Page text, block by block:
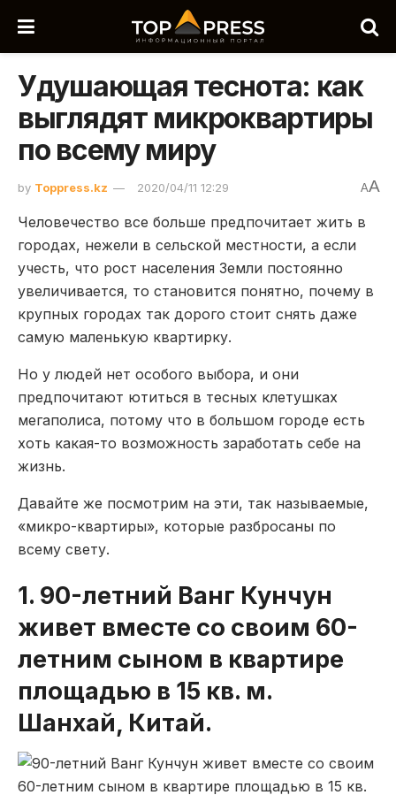
Удушающая теснота: как
выглядят микроквартиры
по всему миру
by Toppress.kz 2020/04/11 12:29 AA
Человечество все больше предпочитает жить в
городах, нежели в сельской местности, а если
учесть, что рост населения Земли постоянно
увеличивается, то становится понятно, почему в
крупных городах так дорого стоит снять даже
самую маленькую квартирку.
Но у людей нет особого выбора, и они
предпочитают ютиться в тесных клетушках
мегаполиса, потому что в большом городе есть
хоть какая-то возможность заработать себе на
жизнь.
Давайте же посмотрим на эти, так называемые,
«микро-квартиры», которые разбросаны по
всему свету.
1. 90-летний Ванг Кунчун
живет вместе со своим 60-
летним сыном в квартире
площадью в 15 кв. м.
Шанхай, Китай.